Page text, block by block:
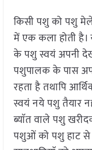
किसी पशु को पशु
में एक कला होती है।
के पशु स्वयं अपनी
पशुपालक के पास
रहता है तथापि
स्वयं नये पशु तैयार
ब्याॅत वाले पशु
पशुओं को पशु हाट से